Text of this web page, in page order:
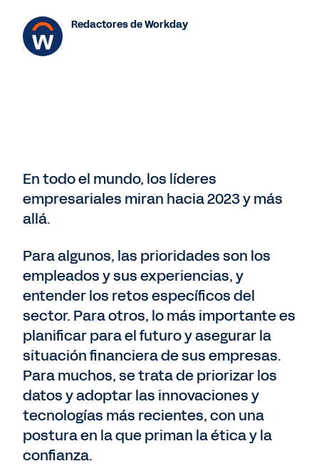
Redactores de Workday
En todo el mundo, los líderes
empresariales miran hacia 2023 y más
allá.
Para algunos, las prioridades son los
empleados y sus experiencias, y
entender los retos específicos del
sector. Para otros, lo más importante es
planificar para el futuro y asegurar la
situación financiera de sus empresas.
Para muchos, se trata de priorizar los
datos y adoptar las innovaciones y
tecnologías más recientes, con una
postura en la que priman la ética y la
confianza.